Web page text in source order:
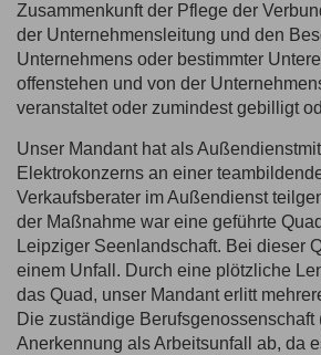
Zusammenkunft der Pflege der
der Unternehmensleitung und den
Unternehmens oder bestimmter
offenstehen und von der
veranstaltet oder zumindest gebilligt
Unser Mandant hat als
Elektrokonzerns an einer
Verkaufsberater im Außendienst
der Maßnahme war eine geführte
Leipziger Seenlandschaft. Bei dieser
einem Unfall. Durch eine plötzliche
das Quad, unser Mandant erlitt
Die zuständige Berufsgenossenschaft
Anerkennung als Arbeitsunfall ab, da